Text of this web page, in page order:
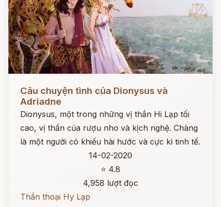
Câu chuyện tình của Dionysus và
Adriadne
Dionysus, một trong những vị thần Hi Lạp tối
cao, vị thần của rượu nho và kịch nghệ. Chàng
là một người có khiếu hài hước và cực kì tinh tế.
14-02-2020
⭐ 4.8
4,958 lượt đọc
Thần thoại Hy Lạp